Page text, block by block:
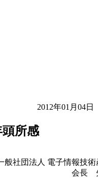
2012年01月04日
所感
般社団法人 電子情報技
会長